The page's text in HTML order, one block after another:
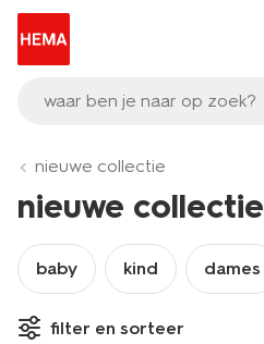
waar ben je naar op zoek?
nieuwe collectie
nieuwe collectie
baby kind dames
filter en sorteer